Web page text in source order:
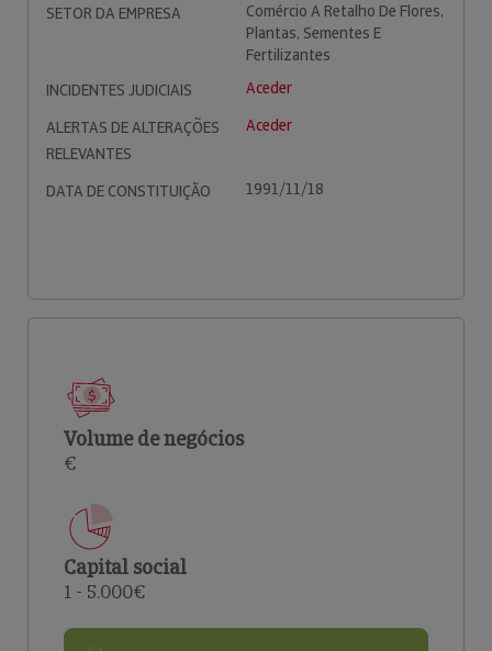
SETOR DA EMPRESA
Comércio A Retalho De Flores,
Plantas, Sementes E
Fertilizantes
INCIDENTES JUDICIAIS
Aceder
ALERTAS DE ALTERAÇÕES
RELEVANTES
Aceder
DATA DE CONSTITUIÇÃO 1991/11/18
Volume de negócios
€
Capital social
1 - 5.000€